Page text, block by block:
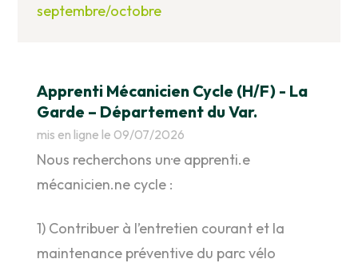
septembre/octobre
Apprenti Mécanicien Cycle (H/F) - La
Garde – Département du Var.
mis en ligne le 09/07/2026
Nous recherchons un·e apprenti.e
mécanicien.ne cycle :
1) Contribuer à l’entretien courant et la
maintenance préventive du parc vélo